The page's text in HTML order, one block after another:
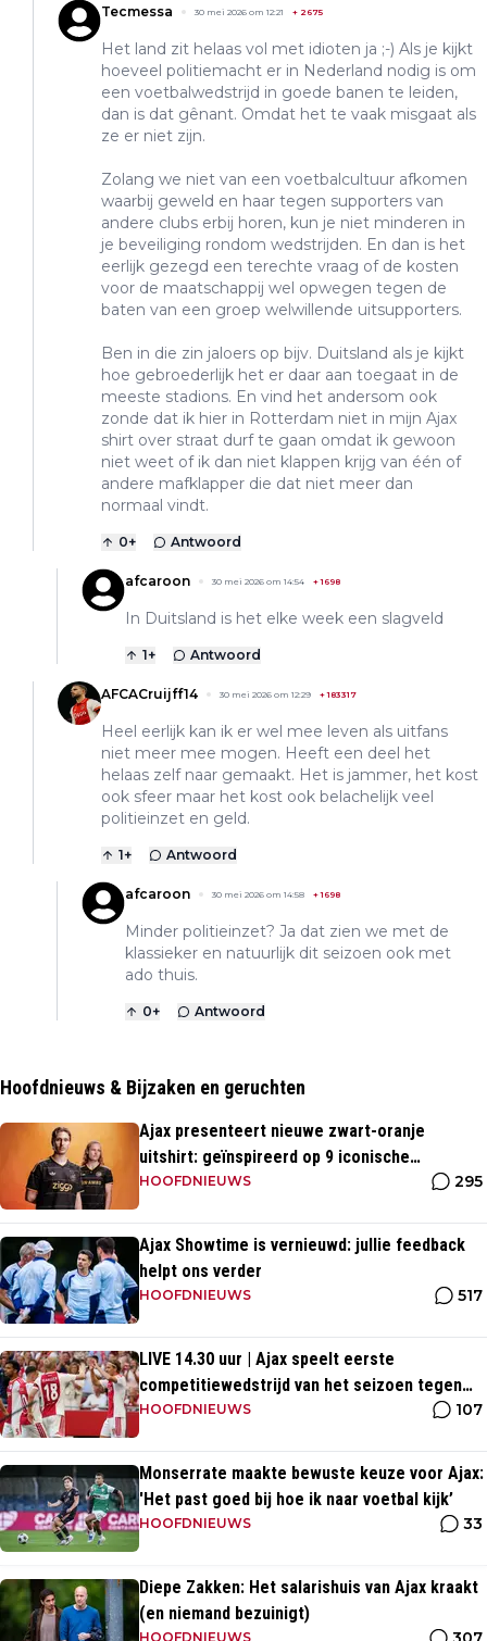
Tecmessa 30 mei 2026 om 12:21 + 2675
Het land zit helaas vol met idioten ja ;-) Als je kijkt
hoeveel politiemacht er in Nederland nodig is om
een voetbalwedstrijd in goede banen te leiden,
dan is dat gênant. Omdat het te vaak misgaat als
ze er niet zijn.
Zolang we niet van een voetbalcultuur afkomen
waarbij geweld en haar tegen supporters van
andere clubs erbij horen, kun je niet minderen in
je beveiliging rondom wedstrijden. En dan is het
eerlijk gezegd een terechte vraag of de kosten
voor de maatschappij wel opwegen tegen de
baten van een groep welwillende uitsupporters.
Ben in die zin jaloers op bijv. Duitsland als je kijkt
hoe gebroederlijk het er daar aan toegaat in de
meeste stadions. En vind het andersom ook
zonde dat ik hier in Rotterdam niet in mijn Ajax
shirt over straat durf te gaan omdat ik gewoon
niet weet of ik dan niet klappen krijg van één of
andere mafklapper die dat niet meer dan
normaal vindt.
0+ Antwoord
afcaroon 30 mei 2026 om 14:54 +1698
In Duitsland is het elke week een slagveld
1+ Antwoord
AFCACruijff14 30 mei 2026 om 12:29 +183317
Heel eerlijk kan ik er wel mee leven als uitfans
niet meer mee mogen. Heeft een deel het
helaas zelf naar gemaakt. Het is jammer, het kost
ook sfeer maar het kost ook belachelijk veel
politieinzet en geld.
1+ Antwoord
afcaroon 30 mei 2026 om 14:58 +1698
Minder politieinzet? Ja dat zien we met de
klassieker en natuurlijk dit seizoen ook met
ado thuis.
0+ Antwoord
Hoofdnieuws & Bijzaken en geruchten
Ajax presenteert nieuwe zwart-oranje
uitshirt: geïnspireerd op 9 iconische
momenten uit clubhistorie
HOOFDNIEUWS 295
Ajax Showtime is vernieuwd: jullie feedback
helpt ons verder
HOOFDNIEUWS 517
LIVE 14.30 uur | Ajax speelt eerste
competitiewedstrijd van het seizoen tegen
PEC Zwolle
HOOFDNIEUWS 107
Monserrate maakte bewuste keuze voor Ajax:
'Het past goed bij hoe ik naar voetbal kijk’
HOOFDNIEUWS 33
Diepe Zakken: Het salarishuis van Ajax kraakt
(en niemand bezuinigt)
HOOFDNIEUWS